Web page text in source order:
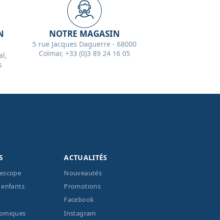
NOTRE MAGASIN
5 rue Jacques Daguerre - 68000
Colmar, +33 (0)3 89 24 16 05
enfants
ACTUALITÉS
Nouveautés
Promotions
Facebook
Instagram